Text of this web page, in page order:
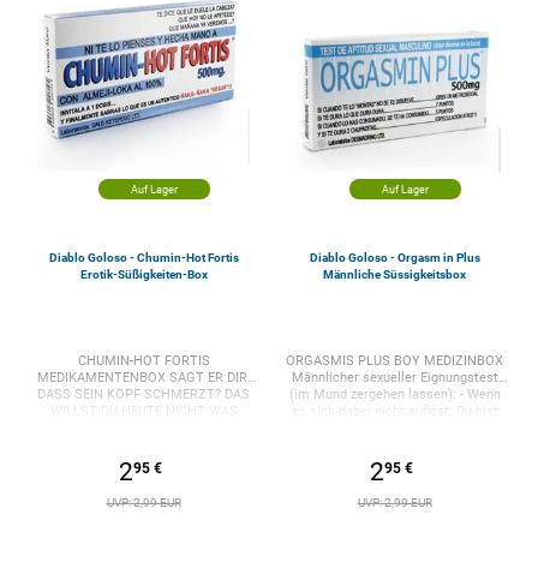
Auf Lager
Diablo Goloso - Chumin-Hot Fortis
Erotik-Süßigkeiten-Box
CHUMIN-HOT FORTIS
MEDIKAMENTENBOX SAGT ER DIR,
DASS SEIN KOPF SCHMERZT? DAS
WILLST DU HEUTE NICHT WAS
handgemachtes Chumin-scharfes
Fortis mit 100 % Almeji-Loka ​Diablo
Herstellung lustiger Artikel mit
295 €
UVP: 2,99 EUR
Auf Lager
Diablo Goloso - Orgasm in Plus
Männliche Süssigkeitsbox
ORGASMIS PLUS BOY MEDIZINBOX
Männlicher sexueller Eignungstest
(im Mund zergehen lassen): - Wenn
es sich dabei nicht auflöst: Du bist
haben, nachdem Sie es verbraucht
haben: 5 Punkte. - Und wenn es 2
Sekunden dauert, ist es scheiße:
295 €
UVP: 2,99 EUR